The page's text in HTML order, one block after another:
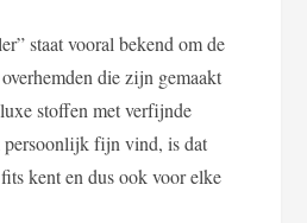
staat vooral bekend om de
die zijn gemaakt
stoffen met verfijnde
fijn vind, is dat
kent en dus ook voor elke